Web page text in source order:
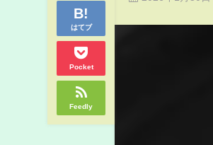
はてブ
Pocket
Feedly